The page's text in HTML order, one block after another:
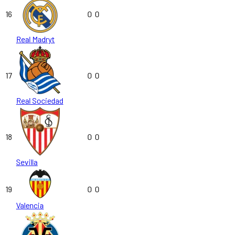
16
Real Madryt
0 0
17
Real Sociedad
0 0
18
Sevilla
0 0
19
Valencia
0 0